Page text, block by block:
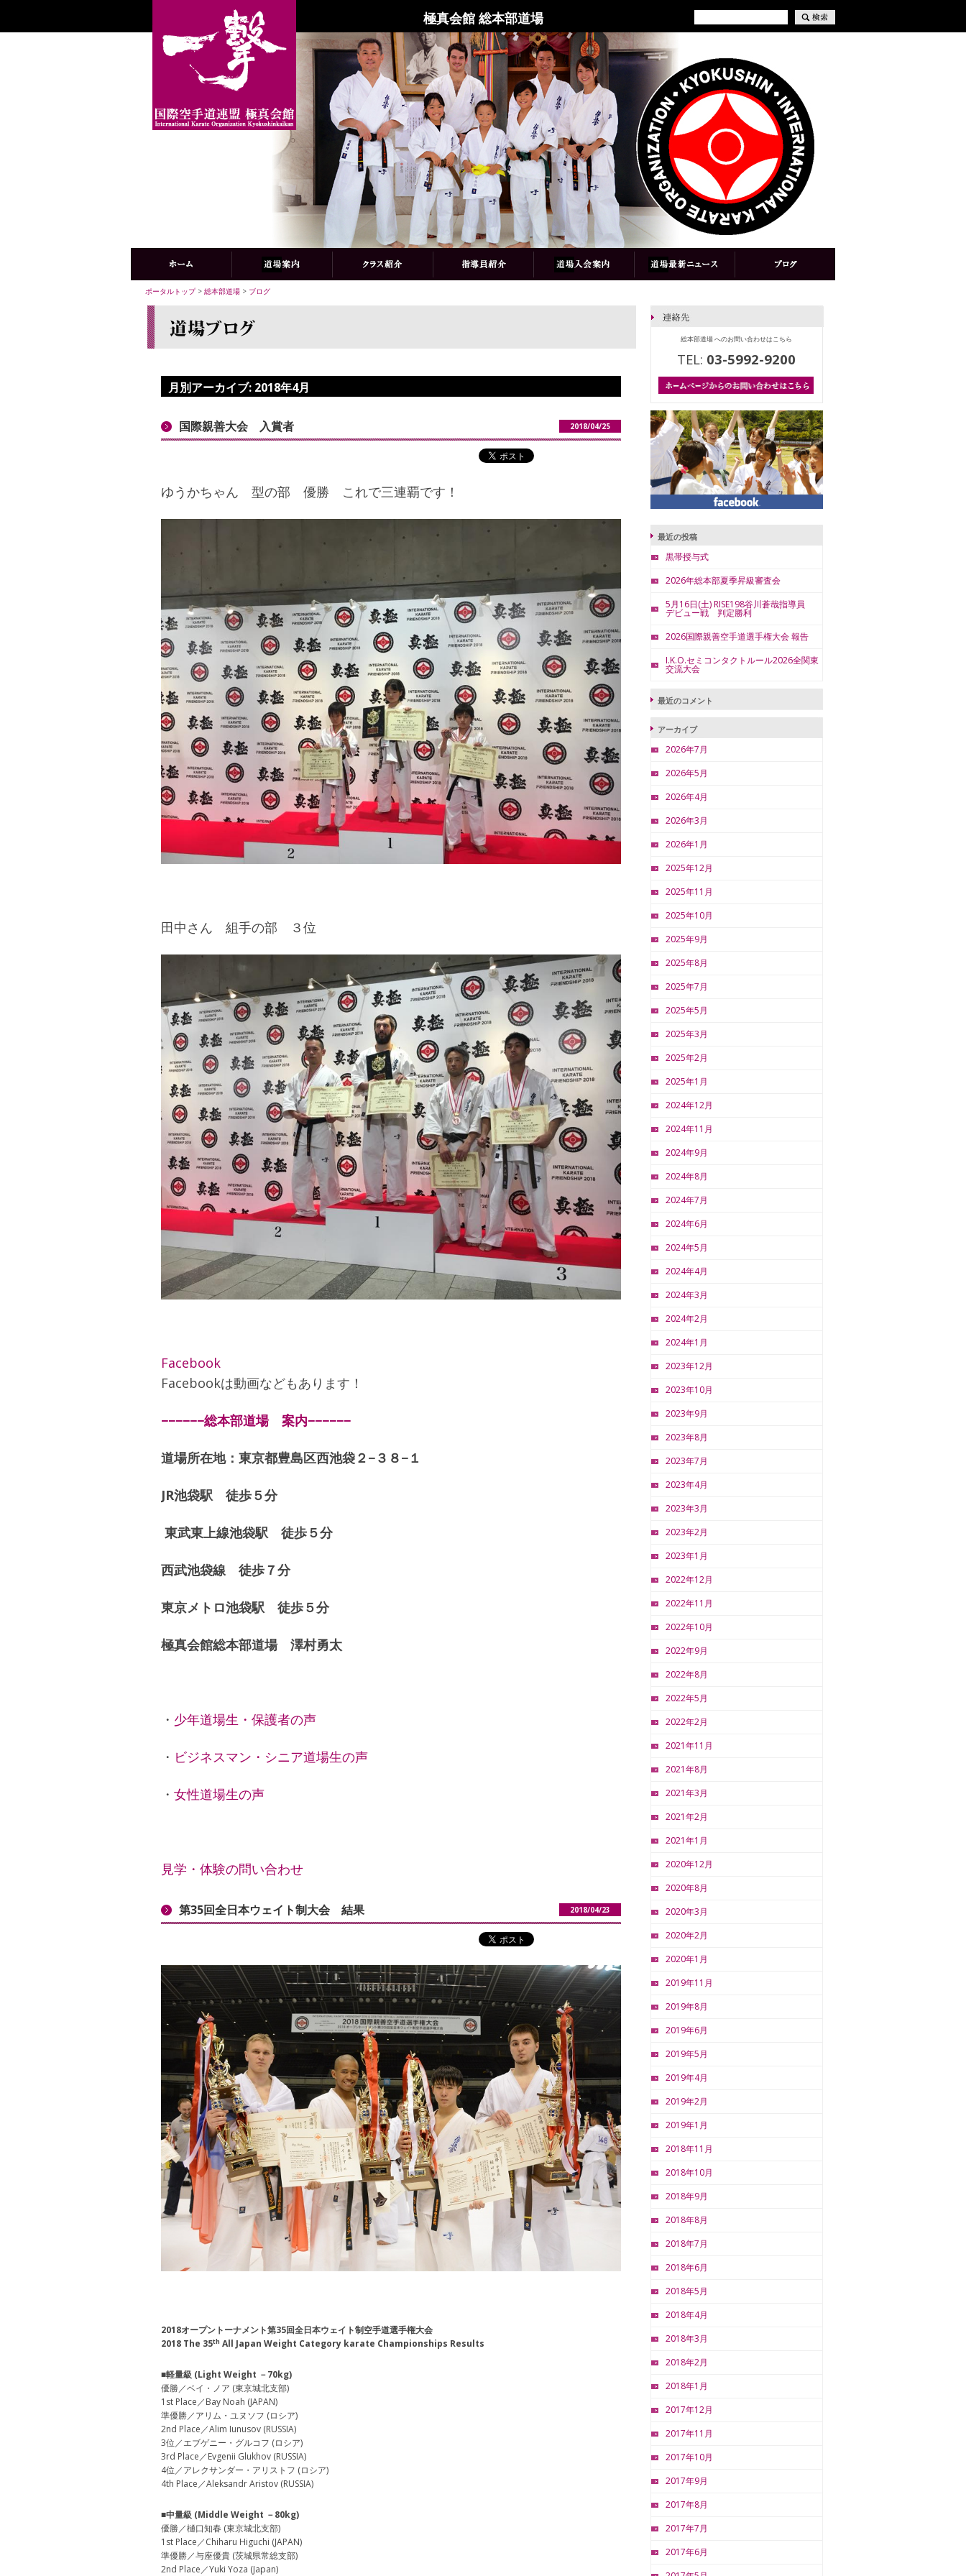
極真会館 総本部道場
ポータルトップ> 総本部道場 > ブログ
月別アーカイブ: 2018年4月
国際親善大会 入賞者 2018/04/25
ゆうかちゃん 型の部 優勝 これで三連覇です！
田中さん 組手の部 ３位
Facebook
Facebookは動画などもあります！
−−−−−−総本部道場 案内−−−−−−
道場所在地：東京都豊島区西池袋２−３８−１
JR池袋駅 徒歩５分
東武東上線池袋駅 徒歩５分
西武池袋線 徒歩７分
東京メトロ池袋駅 徒歩５分
極真会館総本部道場 澤村勇太
・ 少年道場生・保護者の声
・ ビジネスマン・シニア道場生の声
・ 女性道場生の声
見学・体験の問い合わせ
第35回全日本ウェイト制大会 結果 2018/04/23
2018オープントーナメント第35回全日本ウェイト制空手道選手権大会
2018 The 35th All Japan Weight Category karate Championships Results
■軽量級 (Light Weight －70kg)
優勝／ベイ・ノア (東京城北支部)
1st Place／Bay Noah (JAPAN)
準優勝／アリム・ユヌソフ (ロシア)
2nd Place／Alim Iunusov (RUSSIA)
3位／エブゲニー・グルコフ (ロシア)
3rd Place／Evgenii Glukhov (RUSSIA)
4位／アレクサンダー・アリストフ (ロシア)
4th Place／Aleksandr Aristov (RUSSIA)
■中量級 (Middle Weight －80kg)
優勝／樋口知春 (東京城北支部)
1st Place／Chiharu Higuchi (JAPAN)
準優勝／与座優貴 (茨城県常総支部)
2nd Place／Yuki Yoza (Japan)
総本部道場 へのお問い合わせはこちら
TEL: 03-5992-9200
最近の投稿
黒帯授与式
2026年総本部夏季昇級審査会
5月16日(土) RISE198谷川蒼哉指導員
デビュー戦 判定勝利
2026国際親善空手道選手権大会 報告
I.K.O.セミコンタクトルール2026全関東
交流大会
最近のコメント
アーカイブ
2026年7月
2026年5月
2026年4月
2026年3月
2026年1月
2025年12月
2025年11月
2025年10月
2025年9月
2025年8月
2025年7月
2025年5月
2025年3月
2025年2月
2025年1月
2024年12月
2024年11月
2024年9月
2024年8月
2024年7月
2024年6月
2024年5月
2024年4月
2024年3月
2024年2月
2024年1月
2023年12月
2023年10月
2023年9月
2023年8月
2023年7月
2023年4月
2023年3月
2023年2月
2023年1月
2022年12月
2022年11月
2022年10月
2022年9月
2022年8月
2022年5月
2022年2月
2021年11月
2021年8月
2021年3月
2021年2月
2021年1月
2020年12月
2020年8月
2020年3月
2020年2月
2020年1月
2019年11月
2019年8月
2019年6月
2019年5月
2019年4月
2019年2月
2019年1月
2018年11月
2018年10月
2018年9月
2018年8月
2018年7月
2018年6月
2018年5月
2018年4月
2018年3月
2018年2月
2018年1月
2017年12月
2017年11月
2017年10月
2017年9月
2017年8月
2017年7月
2017年6月